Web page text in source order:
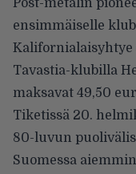
Post-metalin
ensimmäiselle
Kalifornialaisyhtye
Tavastia-klubilla
maksavat 49,50
Tiketissä 20.
80-luvun
Suomessa